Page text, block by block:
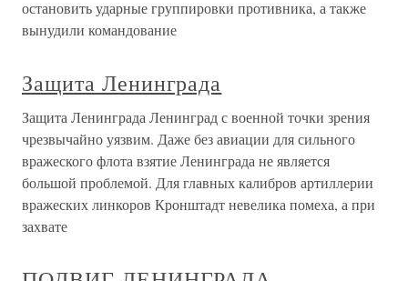
остановить ударные группировки противника, а также
вынудили командование
Защита Ленинграда
Защита Ленинграда Ленинград с военной точки зрения
чрезвычайно уязвим. Даже без авиации для сильного
вражеского флота взятие Ленинграда не является
большой проблемой. Для главных калибров артиллерии
вражеских линкоров Кронштадт невелика помеха, а при
захвате